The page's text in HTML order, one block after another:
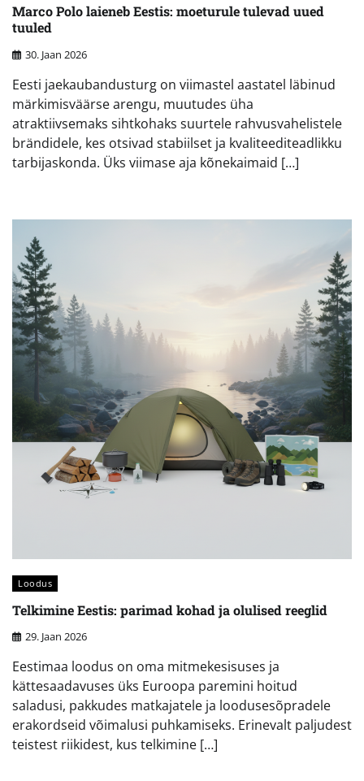
Marco Polo laieneb Eestis: moeturule tulevad uued
tuuled
30. Jaan 2026
Eesti jaekaubandusturg on viimastel aastatel läbinud
märkimisväärse arengu, muutudes üha
atraktiivsemaks sihtkohaks suurtele rahvusvahelistele
brändidele, kes otsivad stabiilset ja kvaliteediteadlikku
tarbijaskonda. Üks viimase aja kõnekaimaid […]
Loodus
Telkimine Eestis: parimad kohad ja olulised reeglid
29. Jaan 2026
Eestimaa loodus on oma mitmekesisuses ja
kättesaadavuses üks Euroopa paremini hoitud
saladusi, pakkudes matkajatele ja loodusesõpradele
erakordseid võimalusi puhkamiseks. Erinevalt paljudest
teistest riikidest, kus telkimine […]